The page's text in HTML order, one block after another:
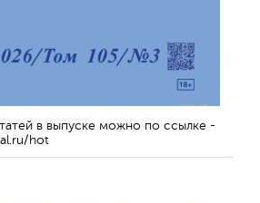
в выпуске можно по ссылке -
hot